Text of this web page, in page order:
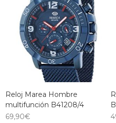
Reloj Marea Hombre
multifunción B41208/4
69,90€